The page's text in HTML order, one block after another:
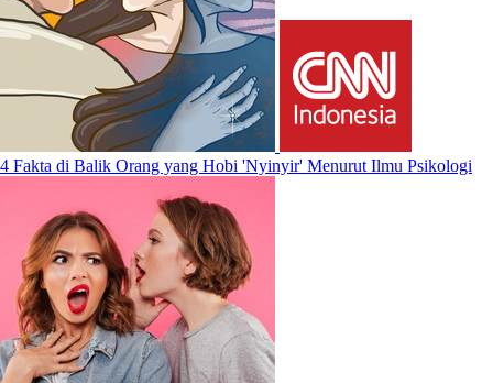
4 Fakta di Balik Orang yang Hobi 'Nyinyir' Menurut Ilmu Psikologi